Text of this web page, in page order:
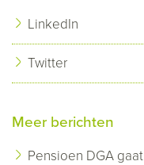
LinkedIn
Twitter
Meer berichten
Pensioen DGA gaat